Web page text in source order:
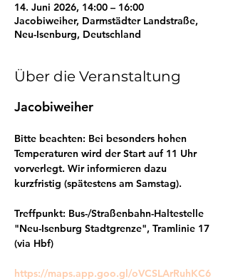
14. Juni 2026, 14:00 – 16:00
Jacobiweiher, Darmstädter Landstraße,
Neu-Isenburg, Deutschland
Über die Veranstaltung
Jacobiweiher
Bitte beachten: Bei besonders hohen
Temperaturen wird der Start auf 11 Uhr
vorverlegt. Wir informieren dazu
kurzfristig (spätestens am Samstag).
Treffpunkt: Bus-/Straßenbahn-Haltestelle
"Neu-Isenburg Stadtgrenze", Tramlinie 17
(via Hbf)
https://maps.app.goo.gl/oVCSLArRuhKC6